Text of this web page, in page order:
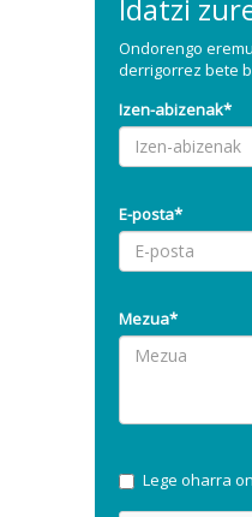
Idatzi
Ondorengo
derrigorrez bete
Izen-abizenak*
E-posta*
Mezua*
Lege oharra